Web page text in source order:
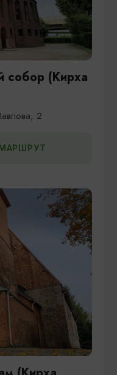
собор (Кирха
2